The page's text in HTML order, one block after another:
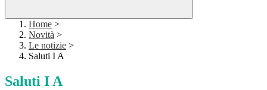
Home >
Novità >
Le notizie >
Saluti I A
Saluti I A